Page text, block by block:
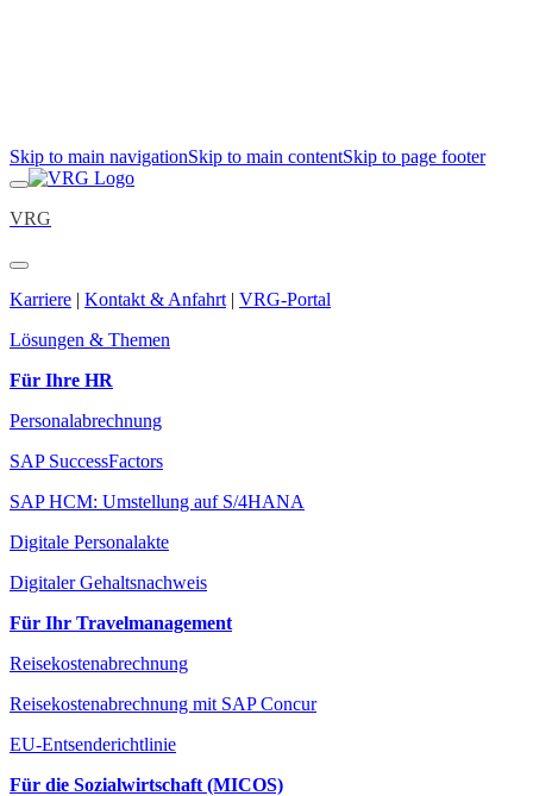
Skip to main navigationSkip to main contentSkip to page footer
VRG
Karriere | Kontakt & Anfahrt | VRG-Portal
Lösungen & Themen
Für Ihre HR
Personalabrechnung
SAP SuccessFactors
SAP HCM: Umstellung auf S/4HANA
Digitale Personalakte
Digitaler Gehaltsnachweis
Für Ihr Travelmanagement
Reisekostenabrechnung
Reisekostenabrechnung mit SAP Concur
EU-Entsenderichtlinie
Für die Sozialwirtschaft (MICOS)